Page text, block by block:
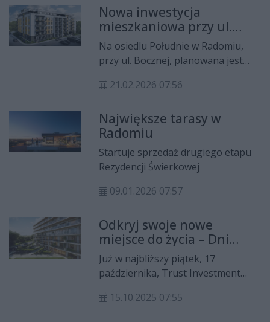
potrzeby współczesnych
mieszkańców.
radomskiego dewelopera – Arkada
Development – łączący nowoczesną
architekturę z dużą ilością terenów
zielonych oraz komfortem
codziennego życia. Takie
połączenie podkreśla wyjątkowy
potrzeby współczesnych
mieszkańców
Nowa inwestycja
mieszkaniowa przy ul.
Bocznej w Radomiu
Na osiedlu Południe w Radomiu,
przy ul. Bocznej, planowana jest
mieszkaniowej pod nazwą Zielone
radomskiego dewelopera – Arkada
Development – łączący nowoczesną
architekturę z dużą ilością terenów
zielonych oraz komfortem
codziennego życia. Takie
połączenie podkreśla wyjątkowy
potrzeby współczesnych
mieszkańców.
21.02.2026 07:56
Największe tarasy w
Radomiu
Startuje sprzedaż drugiego etapu
Rezydencji Świerkowej
09.01.2026 07:57
Odkryj swoje nowe
miejsce do życia – Dni
Otwarte Trust już 17
października
Już w najbliższy piątek, 17
października, Trust Investment
Otwarte! To idealna okazja, by
15.10.2025 07:55